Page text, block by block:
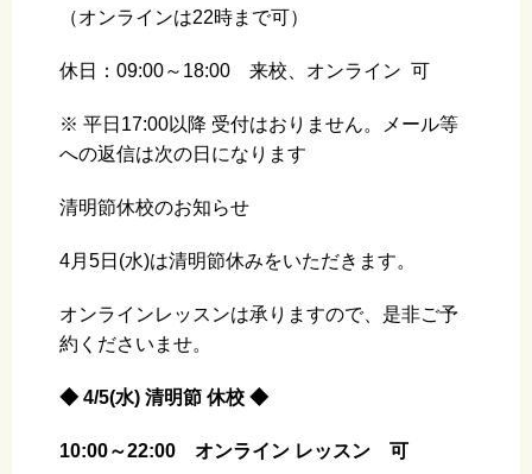
（オンラインは22時まで可）
休日：09:00～18:00 来校、オンライン 可
※ 平日17:00以降 受付はおりません。メール等
への返信は次の日になります
清明節休校のお知らせ
4月5日(水)は清明節休みをいただきます。
オンラインレッスンは承りますので、是非ご予
約くださいませ。
◆ 4/5(水) 清明節 休校 ◆
10:00～22:00 オンライン レッスン 可